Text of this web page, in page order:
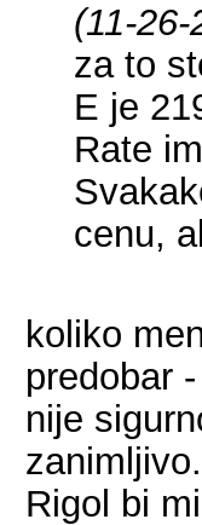
(11-
za to
E je
Rate
cenu,
koliko
predobar
nije
zanimljivo.
Rigol bi